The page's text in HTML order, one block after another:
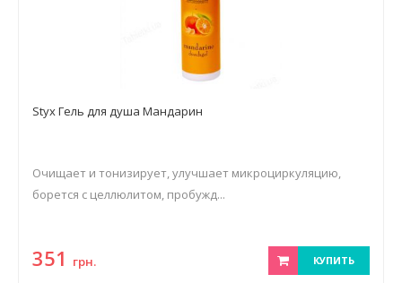
Styx Гель для душа Мандарин
Очищает и тонизирует, улучшает микроциркуляцию,
борется с целлюлитом, пробужд...
351 грн. КУПИТЬ